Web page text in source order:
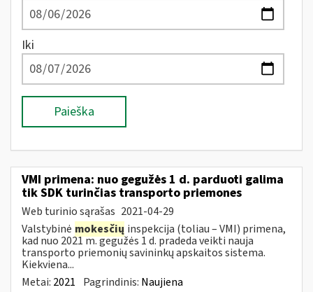
Iki
Paieška
VMI primena: nuo gegužės 1 d. parduoti galima
tik SDK turinčias transporto priemones
Web turinio sąrašas 2021-04-29
Valstybinė mokesčių inspekcija (toliau – VMI) primena,
kad nuo 2021 m. gegužės 1 d. pradeda veikti nauja
transporto priemonių savininkų apskaitos sistema.
Kiekviena...
Metai: 2021 Pagrindinis: Naujiena